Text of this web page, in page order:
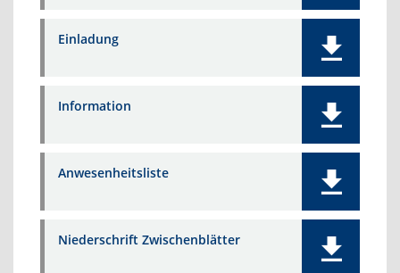
Einladung
Information
Anwesenheitsliste
Niederschrift Zwischenblätter